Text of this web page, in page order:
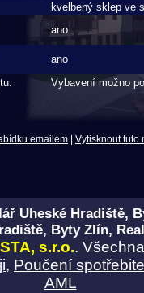
kvelbený sklep ve
ano
ano
Vybavení možno
emailem Vytisknout tuto
Uheské Hradiště,
Byty Zlín,
s.r.o..
, Poučení
AML